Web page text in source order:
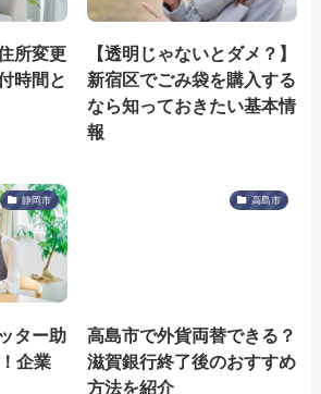
所変更
時間と
【透明じゃないとダメ？】
新宿区でごみ袋を購入する
なら知っておきたい基本情
報
静岡市
ター助
企業
高島市
高島市で外貨両替できる？
滋賀銀行終了後のおすすめ
方法を紹介